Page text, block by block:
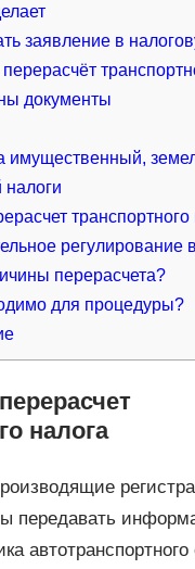
заявление в
документы
имущественный,
налоги
транспортного
регулирование
перерасчета?
для процедуры?
налога
передавать